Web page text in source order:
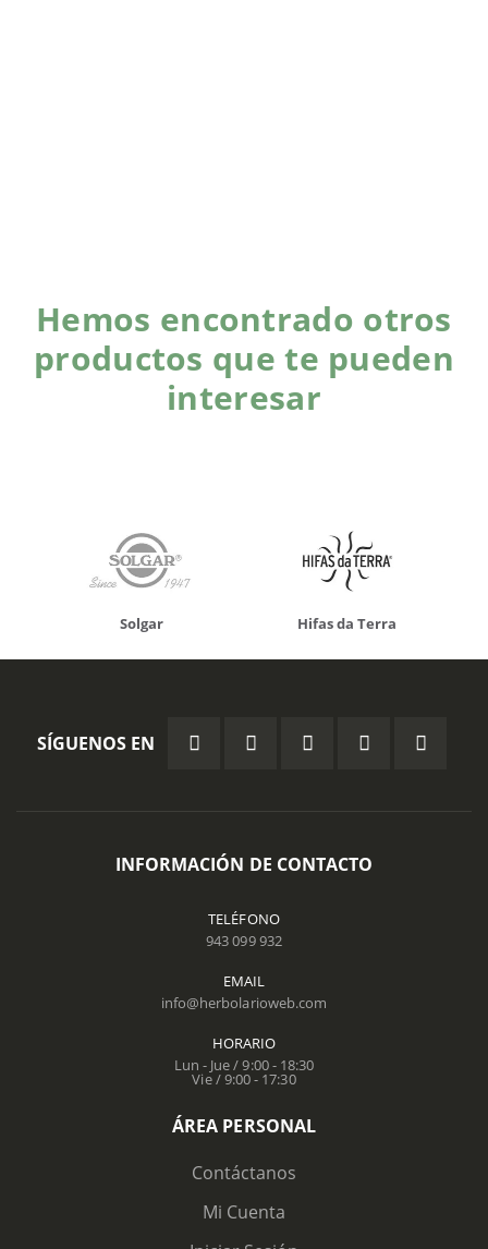
Hemos encontrado otros
productos que te pueden
interesar
Solgar Hifas da Terra
SÍGUENOS EN
INFORMACIÓN DE CONTACTO
TELÉFONO
943 099 932
EMAIL
info@herbolarioweb.com
HORARIO
Lun - Jue / 9:00 - 18:30
Vie / 9:00 - 17:30
ÁREA PERSONAL
Contáctanos
Mi Cuenta